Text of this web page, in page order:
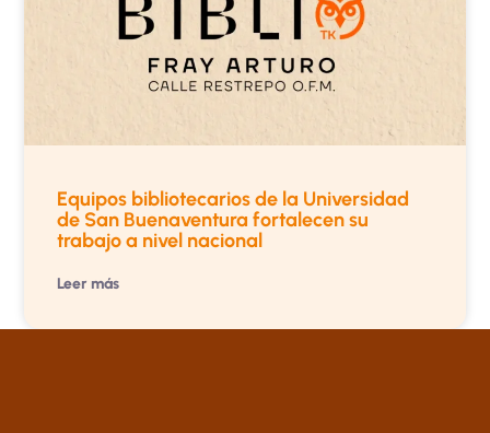
Equipos bibliotecarios de la Universidad
de San Buenaventura fortalecen su
trabajo a nivel nacional
Leer más